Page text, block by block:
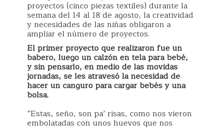
proyectos (cinco piezas textiles) durante la
semana del 14 al 18 de agosto, la creatividad
y necesidades de las niñas obligaron a
ampliar el número de proyectos.
El primer proyecto que realizaron fue un
babero, luego un calzón en tela para bebé,
y sin pensarlo, en medio de las movidas
jornadas, se les atravesó la necesidad de
hacer un canguro para cargar bebés y una
bolsa.
“Estas, seño, son pa’ risas, como nos vieron
embolatadas con unos huevos que nos